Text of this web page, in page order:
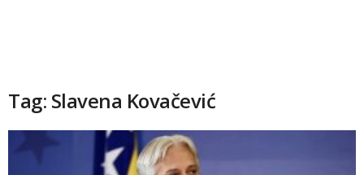
Tag: Slavena Kovačević